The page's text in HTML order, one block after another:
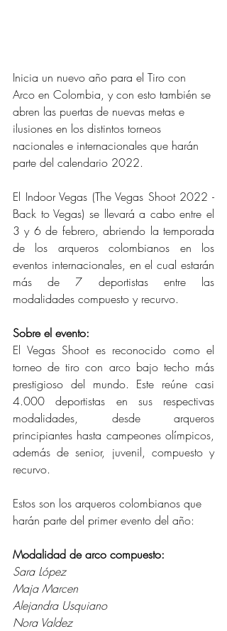
Inicia un nuevo año para el Tiro con
Arco en Colombia, y con esto también se
abren las puertas de nuevas metas e
ilusiones en los distintos torneos
nacionales e internacionales que harán
parte del calendario 2022.
El Indoor Vegas (The Vegas Shoot 2022 -
Back to Vegas) se llevará a cabo entre el
3 y 6 de febrero, abriendo la temporada
de los arqueros colombianos en los
eventos internacionales, en el cual estarán
más de 7 deportistas entre las
modalidades compuesto y recurvo.
Sobre el evento:
El Vegas Shoot es reconocido como el
torneo de tiro con arco bajo techo más
prestigioso del mundo. Este reúne casi
4.000 deportistas en sus respectivas
modalidades, desde arqueros
principiantes hasta campeones olímpicos,
además de senior, juvenil, compuesto y
recurvo.
Estos son los arqueros colombianos que
harán parte del primer evento del año:
Modalidad de arco compuesto:
Sara López
Maja Marcen
Alejandra Usquiano
Nora Valdez